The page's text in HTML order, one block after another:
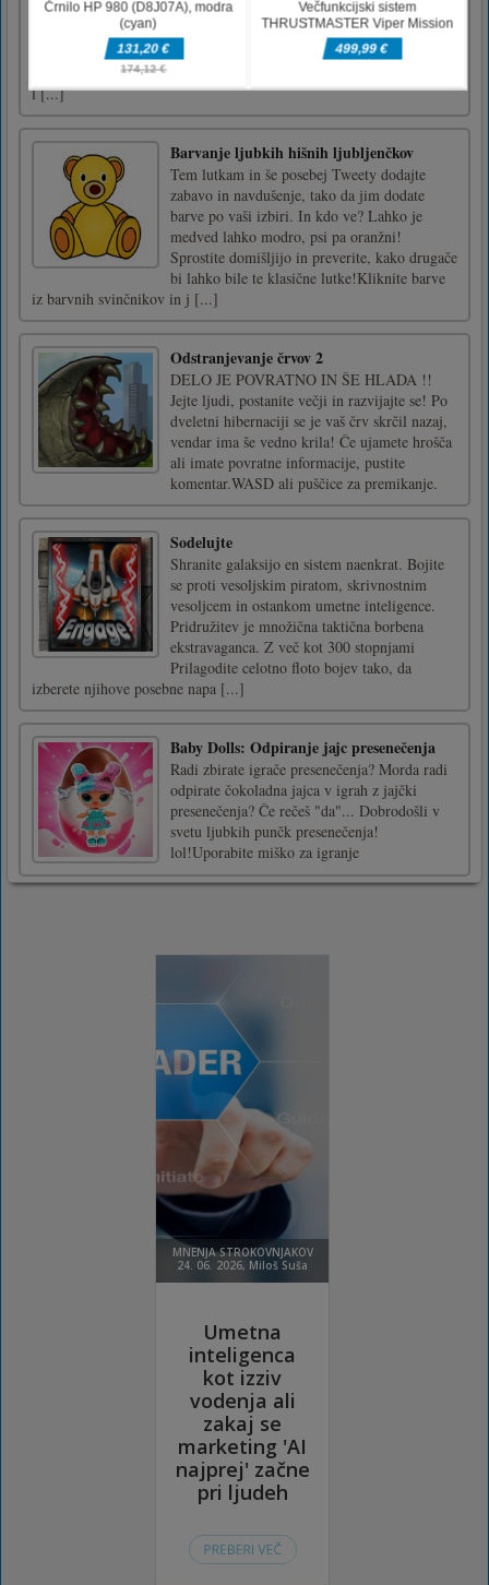
vaše strelske sposobnosti. Vzemite svojega
ostrostrelca in vadite nad premikajočimi se
mehanskimi tarčami ter si zagotovite najboljši
l [...]
Barvanje ljubkih hišnih ljubljenčkov
Tem lutkam in še posebej Tweety dodajte
zabavo in navdušenje, tako da jim dodate
barve po vaši izbiri. In kdo ve? Lahko je
medved lahko modro, psi pa oranžni!
Sprostite domišljijo in preverite, kako drugače
bi lahko bile te klasične lutke!Kliknite barve
iz barvnih svinčnikov in j [...]
Odstranjevanje črvov 2
DELO JE POVRATNO IN ŠE HLADA !!
Jejte ljudi, postanite večji in razvijajte se! Po
dveletni hibernaciji se je vaš črv skrčil nazaj,
vendar ima še vedno krila! Če ujamete hrošča
ali imate povratne informacije, pustite
komentar.WASD ali puščice za premikanje.
Sodelujte
Shranite galaksijo en sistem naenkrat. Bojite
se proti vesoljskim piratom, skrivnostnim
vesoljcem in ostankom umetne inteligence.
Pridružitev je množična taktična borbena
ekstravaganca. Z več kot 300 stopnjami
Prilagodite celotno floto bojev tako, da
izberete njihove posebne napa [...]
Baby Dolls: Odpiranje jajc presenečenja
Radi zbirate igrače presenečenja? Morda radi
odpirate čokoladna jajca v igrah z jajčki
presenečenja? Če rečeš "da"... Dobrodošli v
svetu ljubkih punčk presenečenja!
lol!Uporabite miško za igranje